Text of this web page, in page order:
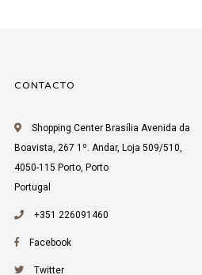
CONTACTO
Shopping Center Brasília Avenida da
Boavista, 267 1º. Andar, Loja 509/510,
4050-115 Porto, Porto
Portugal
+351 226091460
Facebook
Twitter